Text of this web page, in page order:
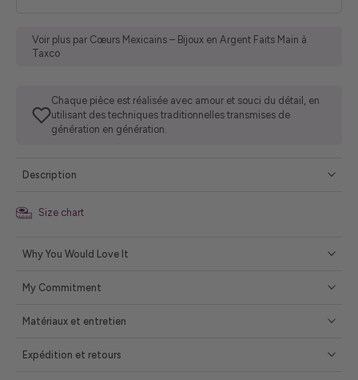
Voir plus par Cœurs Mexicains – Bijoux en Argent Faits Main à
Taxco
Chaque pièce est réalisée avec amour et souci du détail, en
utilisant des techniques traditionnelles transmises de
génération en génération.
Description
Size chart
Why You Would Love It
My Commitment
Matériaux et entretien
Expédition et retours